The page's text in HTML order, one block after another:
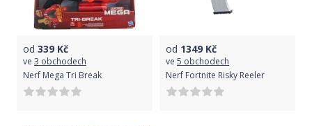
od 339 Kč
ve 3 obchodech
Nerf Mega Tri Break
od 1349 Kč
ve 5 obchodech
Nerf Fortnite Risky Reeler